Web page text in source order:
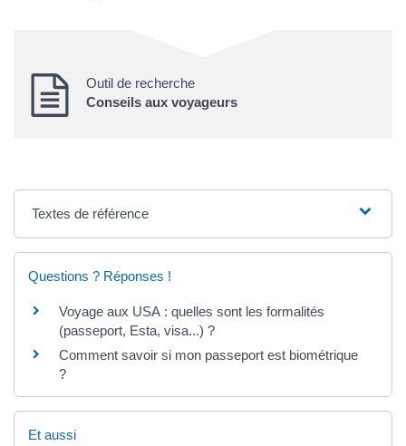
Outil de recherche
Conseils aux voyageurs
Textes de référence
Questions ? Réponses !
Voyage aux USA : quelles sont les formalités
(passeport, Esta, visa...) ?
Comment savoir si mon passeport est biométrique
?
Et aussi